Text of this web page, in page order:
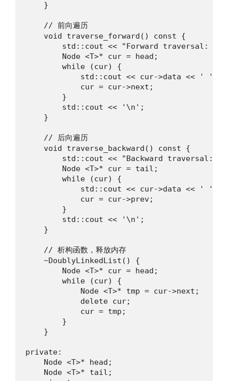
    }
    // 前向遍历
    void traverse_forward() const {
        std::cout << "Forward traversal: ";
        Node <T>* cur = head;
        while (cur) {
            std::cout << cur->data << ' ';
            cur = cur->next;
        }
        std::cout << '\n';
    }
    // 后向遍历
    void traverse_backward() const {
        std::cout << "Backward traversal: ";
        Node <T>* cur = tail;
        while (cur) {
            std::cout << cur->data << ' ';
            cur = cur->prev;
        }
        std::cout << '\n';
    }
    // 析构函数，释放内存
    ~DoublyLinkedList() {
        Node <T>* cur = head;
        while (cur) {
            Node <T>* tmp = cur->next;
            delete cur;
            cur = tmp;
        }
    }
private:
    Node <T>* head;
    Node <T>* tail;